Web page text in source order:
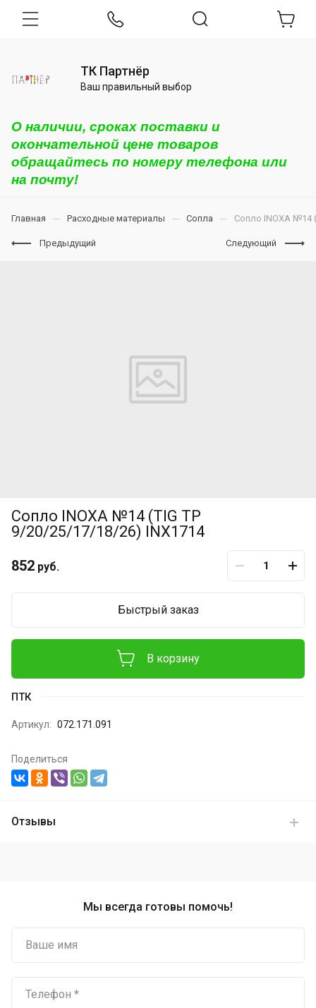
ТК Партнёр
Ваш правильный выбор
О наличии, сроках поставки и
окончательной цене товаров
обращайтесь по номеру телефона или
на почту!
Главная Расходные материалы Сопла Сопло INOXA №14
Предыдущий Следующий
Сопло INOXA №14 (TIG TP
9/20/25/17/18/26) INX1714
852 руб.
В корзину
Быстрый заказ
ПТК
Артикул: 072.171.091
Поделиться
Отзывы
Мы всегда готовы помочь!